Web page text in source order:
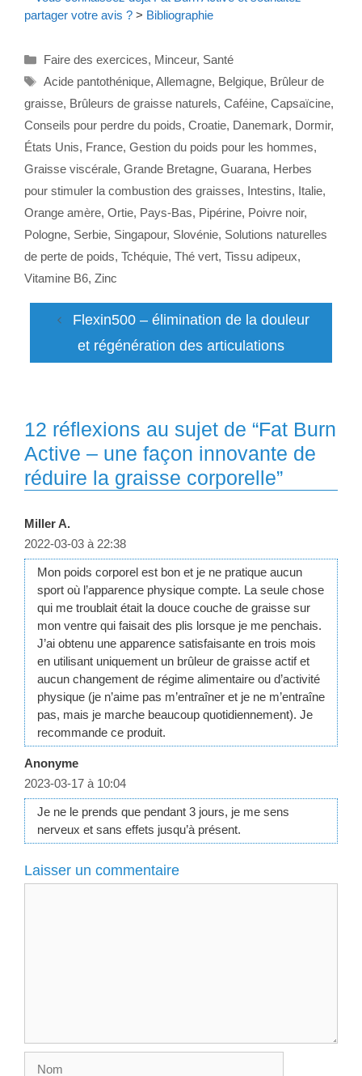
partager votre avis ? > Bibliographie
Catégories
Faire des exercices, Minceur, Santé
Étiquettes
Acide pantothénique, Allemagne, Belgique, Brûleur de
graisse, Brûleurs de graisse naturels, Caféine, Capsaïcine,
Conseils pour perdre du poids, Croatie, Danemark, Dormir,
États Unis, France, Gestion du poids pour les hommes,
Graisse viscérale, Grande Bretagne, Guarana, Herbes
pour stimuler la combustion des graisses, Intestins, Italie,
Orange amère, Ortie, Pays-Bas, Pipérine, Poivre noir,
Pologne, Serbie, Singapour, Slovénie, Solutions naturelles
de perte de poids, Tchéquie, Thé vert, Tissu adipeux,
Vitamine B6, Zinc
Flexin500 – élimination de la douleur
et régénération des articulations
12 réflexions au sujet de “Fat Burn
Active – une façon innovante de
réduire la graisse corporelle”
Miller A.
2022-03-03 à 22:38
Mon poids corporel est bon et je ne pratique aucun
sport où l’apparence physique compte. La seule chose
qui me troublait était la douce couche de graisse sur
mon ventre qui faisait des plis lorsque je me penchais.
J’ai obtenu une apparence satisfaisante en trois mois
en utilisant uniquement un brûleur de graisse actif et
aucun changement de régime alimentaire ou d’activité
physique (je n’aime pas m’entraîner et je ne m’entraîne
pas, mais je marche beaucoup quotidiennement). Je
recommande ce produit.
Anonyme
2023-03-17 à 10:04
Je ne le prends que pendant 3 jours, je me sens
nerveux et sans effets jusqu’à présent.
Laisser un commentaire